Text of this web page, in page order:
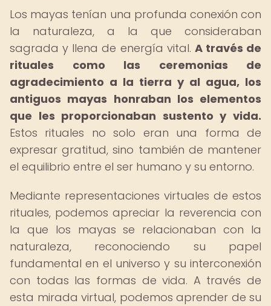
Los mayas tenían una profunda conexión con
la naturaleza, a la que consideraban
sagrada y llena de energía vital. A través de
rituales como las ceremonias de
agradecimiento a la tierra y al agua, los
antiguos mayas honraban los elementos
que les proporcionaban sustento y vida.
Estos rituales no solo eran una forma de
expresar gratitud, sino también de mantener
el equilibrio entre el ser humano y su entorno.
Mediante representaciones virtuales de estos
rituales, podemos apreciar la reverencia con
la que los mayas se relacionaban con la
naturaleza, reconociendo su papel
fundamental en el universo y su interconexión
con todas las formas de vida. A través de
esta mirada virtual, podemos aprender de su